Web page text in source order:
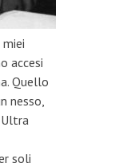
accesi
Quello
nesso,
soli